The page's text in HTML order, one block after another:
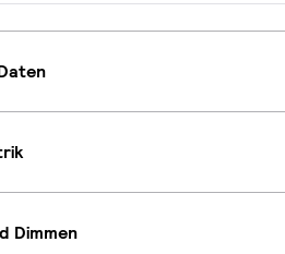
Dimmen